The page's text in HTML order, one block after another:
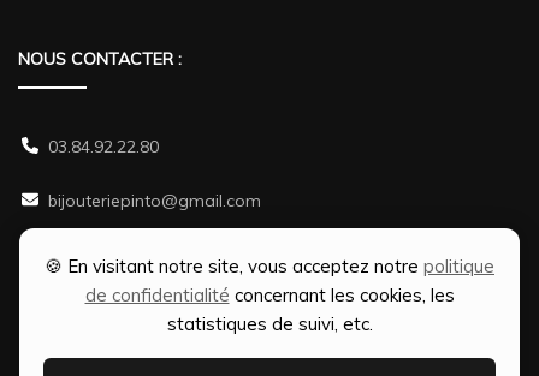
🍪 En visitant notre site, vous acceptez notre politique
de confidentialité concernant les cookies, les
statistiques de suivi, etc.
NOUS CONTACTER :
03.84.92.22.80
bijouteriepinto@gmail.com
38 rue Gambetta 70500 JUSSEY